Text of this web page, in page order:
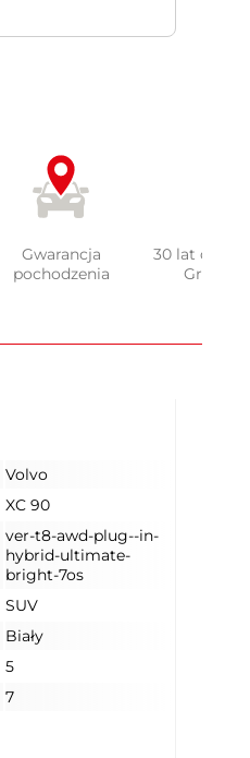
Gwarancja
pochodzenia
30 lat
Grupy
Volvo
XC 90
ver-t8-awd-plug--in-
hybrid-ultimate-
bright-7os
SUV
Biały
5
7